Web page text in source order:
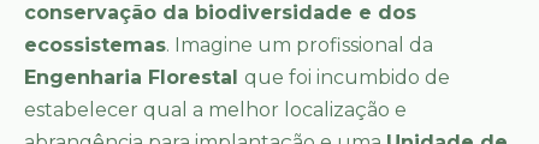
conservação da biodiversidade e dos
ecossistemas. Imagine um profissional da
Engenharia Florestal que foi incumbido de
estabelecer qual a melhor localização e